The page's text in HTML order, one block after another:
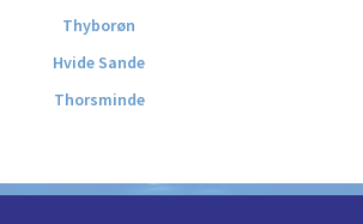
Thyborøn
Hvide Sande
Thorsminde